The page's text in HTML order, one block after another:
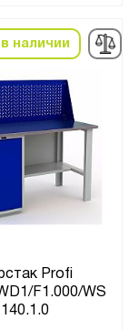
в наличии
Profi
F1.000/WS
140.1.0